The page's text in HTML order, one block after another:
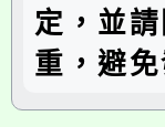
定，並
重，避